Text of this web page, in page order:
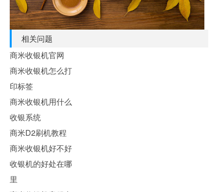
相关问题
商米收银机官网
商米收银机怎么打
印标签
商米收银机用什么
收银系统
商米D2刷机教程
商米收银机好不好
收银机的好处在哪
里